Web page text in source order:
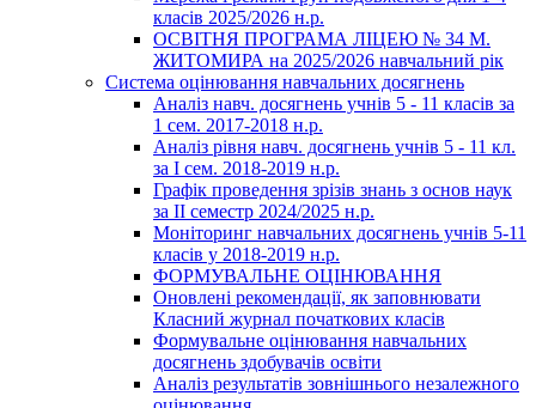
класів 2025/2026 н.р.
ОСВІТНЯ ПРОГРАМА ЛІЦЕЮ № 34 М.
ЖИТОМИРА на 2025/2026 навчальний рік
Система оцінювання навчальних досягнень
Аналіз навч. досягнень учнів 5 - 11 класів за
1 сем. 2017-2018 н.р.
Аналіз рівня навч. досягнень учнів 5 - 11 кл.
за І сем. 2018-2019 н.р.
Графік проведення зрізів знань з основ наук
за ІІ семестр 2024/2025 н.р.
Моніторинг навчальних досягнень учнів 5-11
класів у 2018-2019 н.р.
ФОРМУВАЛЬНЕ ОЦІНЮВАННЯ
Оновлені рекомендації, як заповнювати
Класний журнал початкових класів
Формувальне оцінювання навчальних
досягнень здобувачів освіти
Аналіз результатів зовнішнього незалежного